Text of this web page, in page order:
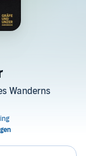
Wanderns